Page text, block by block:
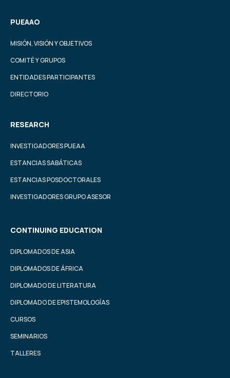
PUEAAO
MISIÓN, VISIÓN Y OBJETIVOS
COMITÉ Y GRUPOS
ENTIDADES PARTICIPANTES
DIRECTORIO
RESEARCH
INVESTIGADORES PUEAA
ESTANCIAS SABÁTICAS
ESTANCIAS POSDOCTORALES
INVESTIGADORES GRUPO ASESOR
CONTINUING EDUCATION
DIPLOMADOS DE ASIA
DIPLOMADOS DE ÁFRICA
DIPLOMADO DE LITERATURA
DIPLOMADO DE EPISTEMOLOGÍAS
CURSOS
SEMINARIOS
TALLERES